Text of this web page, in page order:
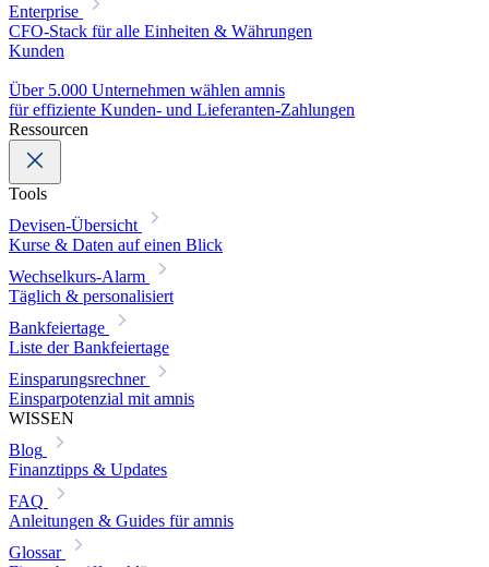
Enterprise
CFO-Stack für alle Einheiten & Währungen
Kunden
Über 5.000 Unternehmen wählen amnis
für effiziente Kunden- und Lieferanten-Zahlungen
Ressourcen
Tools
Devisen-Übersicht
Kurse & Daten auf einen Blick
Wechselkurs-Alarm
Täglich & personalisiert
Bankfeiertage
Liste der Bankfeiertage
Einsparungsrechner
Einsparpotenzial mit amnis
WISSEN
Blog
Finanztipps & Updates
FAQ
Anleitungen & Guides für amnis
Glossar